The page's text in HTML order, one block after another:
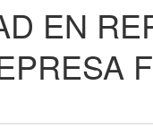
EN